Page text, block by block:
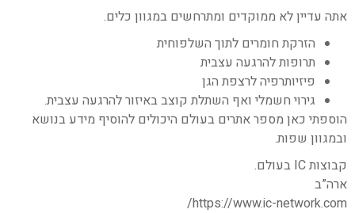
אתה עדיין לא ממוקדים ומתרחשים במגוון כלים.
הזרקת חומרים לתוך השלפוחית
תרופות להרגעה עצבית
פיזיותרפיה לרצפת הגן
גירוי חשמלי ואף השתלת קוצב באיזור להרגעה עצבית.
הוספתי כאן מספר אתרים בעולם היכולים להוסיף מידע בנושא
ובמגוון שפות.
קבוצות IC בעולם.
ארה”ב
https://www.ic-network.com/